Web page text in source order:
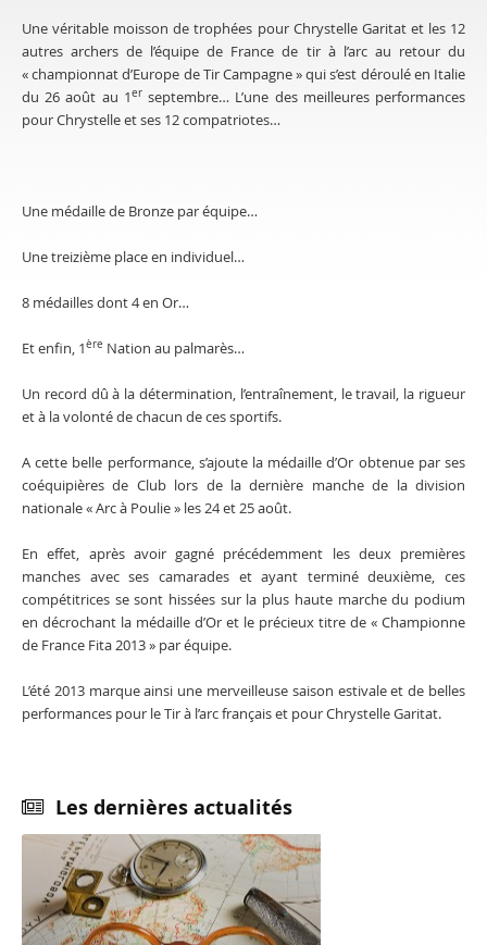
Une véritable moisson de trophées pour Chrystelle Garitat et les 12
autres archers de l’équipe de France de tir à l’arc au retour du
« championnat d’Europe de Tir Campagne » qui s’est déroulé en Italie
du 26 août au 1erseptembre… L’une des meilleures performances
pour Chrystelle et ses 12 compatriotes…
Une médaille de Bronze par équipe…
Une treizième place en individuel…
8 médailles dont 4 en Or…
Et enfin, 1ère Nation au palmarès…
Un record dû à la détermination, l’entraînement, le travail, la rigueur
et à la volonté de chacun de ces sportifs.
A cette belle performance, s’ajoute la médaille d’Or obtenue par ses
coéquipières de Club lors de la dernière manche de la division
nationale « Arc à Poulie » les 24 et 25 août.
En effet, après avoir gagné précédemment les deux premières
manches avec ses camarades et ayant terminé deuxième, ces
compétitrices se sont hissées sur la plus haute marche du podium
en décrochant la médaille d’Or et le précieux titre de « Championne
de France Fita 2013 » par équipe.
L’été 2013 marque ainsi une merveilleuse saison estivale et de belles
performances pour le Tir à l’arc français et pour Chrystelle Garitat.
Les dernières actualités